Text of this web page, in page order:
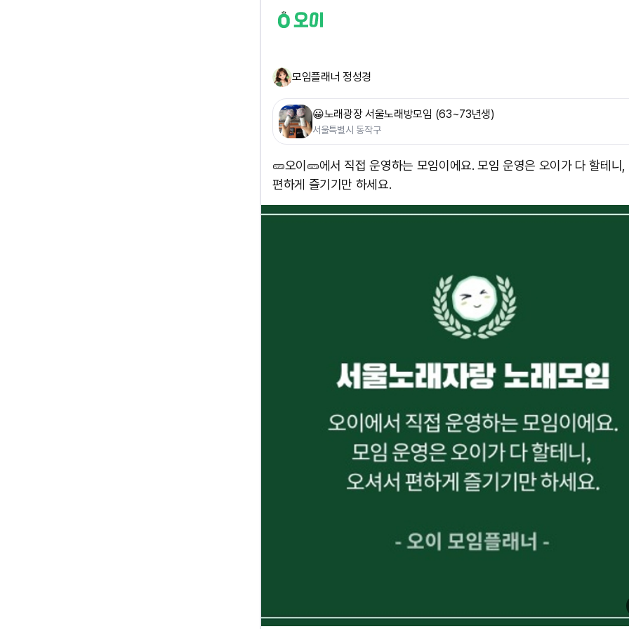
모임플래너 정성경
😀노래광장 서울노래방모임 (63~73년생)
서울특별시 동작구
🥒오이🥒에서 직접 운영하는 모임이에요. 모임 운영은 오이가 다 할테니,
편하게 즐기기만 하세요.